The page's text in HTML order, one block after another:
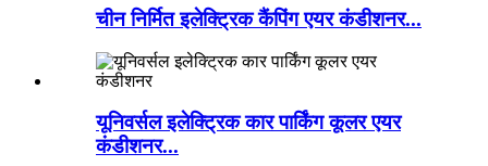
चीन निर्मित इलेक्ट्रिक कैंपिंग एयर कंडीशनर...
यूनिवर्सल इलेक्ट्रिक कार पार्किंग कूलर एयर
कंडीशनर...